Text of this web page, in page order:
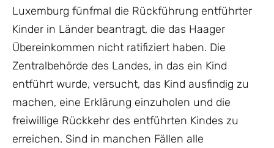
Luxemburg fünfmal die Rückführung entführter
Kinder in Länder beantragt, die das Haager
Übereinkommen nicht ratifiziert haben. Die
Zentralbehörde des Landes, in das ein Kind
entführt wurde, versucht, das Kind ausfindig zu
machen, eine Erklärung einzuholen und die
freiwillige Rückkehr des entführten Kindes zu
erreichen. Sind in manchen Fällen alle